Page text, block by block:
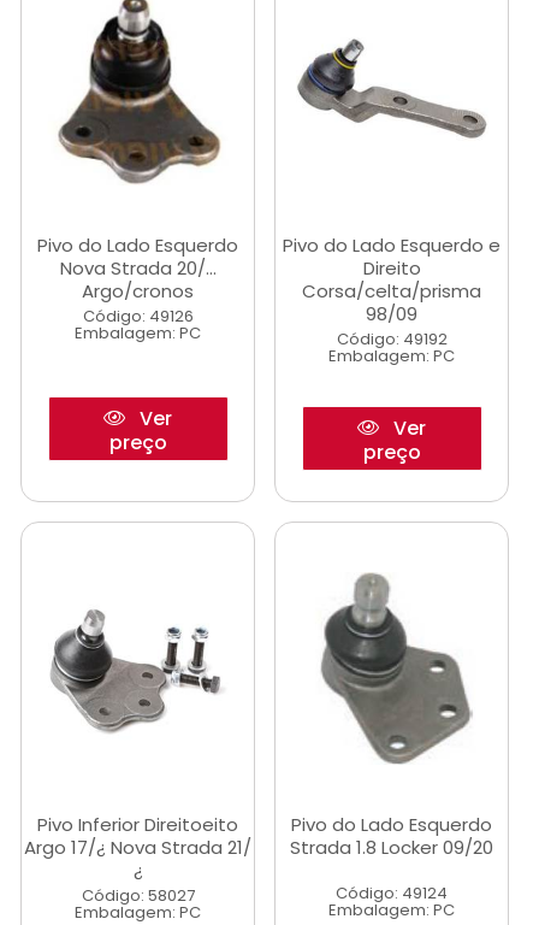
Pivo do Lado Esquerdo
Nova Strada 20/...
Argo/cronos
Código: 49126
Embalagem: PC
Ver
preço
Pivo do Lado Esquerdo e
Direito
Corsa/celta/prisma
98/09
Código: 49192
Embalagem: PC
Ver
preço
Pivo Inferior Direitoeito
Argo 17/¿ Nova Strada 21/
¿
Código: 58027
Embalagem: PC
Pivo do Lado Esquerdo
Strada 1.8 Locker 09/20
Código: 49124
Embalagem: PC